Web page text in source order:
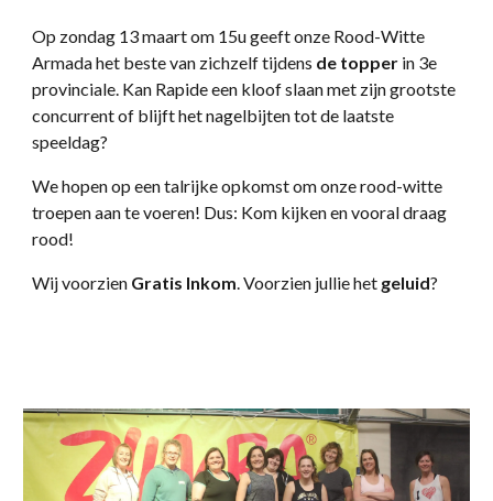
Op zondag 13 maart om 15u geeft onze Rood-Witte
Armada het beste van zichzelf tijdens de topper in 3e
provinciale. Kan Rapide een kloof slaan met zijn grootste
concurrent of blijft het nagelbijten tot de laatste
speeldag?
We hopen op een talrijke opkomst om onze rood-witte
troepen aan te voeren! Dus: Kom kijken en vooral draag
rood!
Wij voorzien Gratis Inkom. Voorzien jullie het geluid?